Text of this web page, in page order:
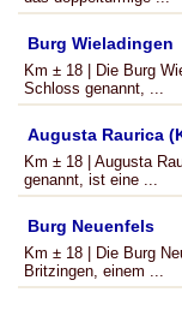
Burg Wieladingen
Km ± 18 | Die Burg
Schloss genannt, ...
Augusta Raurica
Km ± 18 | Augusta
genannt, ist eine ...
Burg Neuenfels
Km ± 18 | Die Burg
Britzingen, einem ...